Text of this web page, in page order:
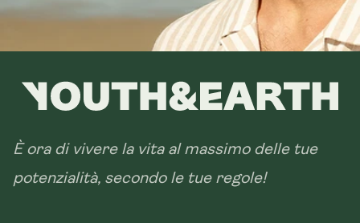
È ora di vivere la vita al massimo delle tue
potenzialità, secondo le tue regole!